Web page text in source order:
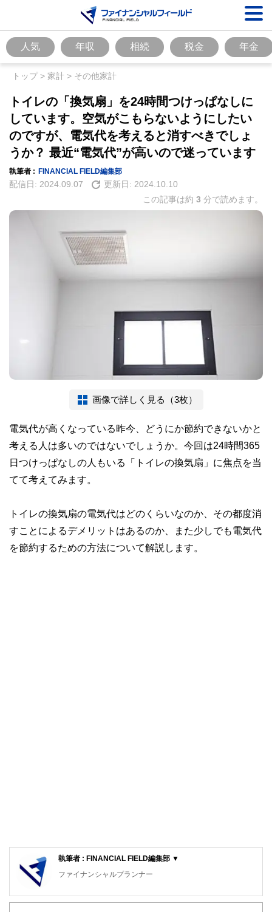
人気 年収 相続 税金 年金
トップ> 家計 > その他家計
トイレの「換気扇」を24時間つけっぱなしに
しています。空気がこもらないようにしたい
のですが、電気代を考えると消すべきでしょ
うか？ 最近“電気代”が高いので迷っています
執筆者 : FINANCIAL FIELD編集部
配信日: 2024.09.07 更新日: 2024.10.10
この記事は約 3 分で読めます。
画像で詳しく見る（3枚）
電気代が高くなっている昨今、どうにか節約できないかと
考える人は多いのではないでしょうか。今回は24時間365
日つけっぱなしの人もいる「トイレの換気扇」に焦点を当
てて考えてみます。
トイレの換気扇の電気代はどのくらいなのか、その都度消
すことによるデメリットはあるのか、また少しでも電気代
を節約するための方法について解説します。
執筆者 : FINANCIAL FIELD編集部 ▼
ファイナンシャルプランナー
FinancialField編集部は、金融、経済に関する記事を、日々